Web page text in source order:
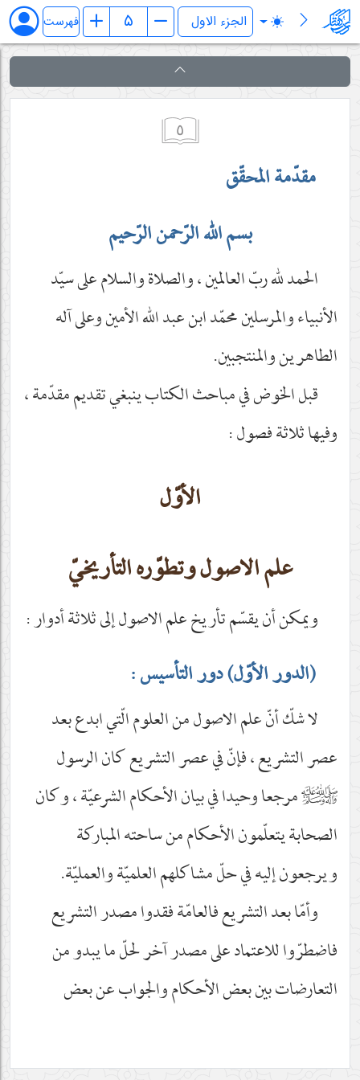
کفایة الاصول فهرست
٥
مقدّمة المحقّق
بسم الله الرّحمن الرّحيم
الحمد لله ربّ العالمين ، والصلاة والسلام على سيّد
الأنبياء والمرسلين محمّد ابن عبد الله الأمين وعلى آله
الطاهرين والمنتجبين.
قبل الخوض في مباحث الكتاب ينبغي تقديم مقدّمة ،
وفيها ثلاثة فصول :
الأوّل
علم الاصول وتطوّره التأريخيّ
ويمكن أن يقسّم تأريخ علم الاصول إلى ثلاثة أدوار :
(الدور الأوّل) دور التأسيس :
لا شكّ أنّ علم الاصول من العلوم الّتي ابدع بعد
عصر التشريع ، فإنّ في عصر التشريع كان الرسول
صلى‌الله‌عليه‌وآله‌وسلممرجعا وحيدا في بيان الأحكام الشرعيّة ، وكان
الصحابة يتعلّمون الأحكام من ساحته المباركة
ويرجعون إليه في حلّ مشاكلهم العلميّة والعمليّة.
وأمّا بعد التشريع فالعامّة فقدوا مصدر التشريع
فاضطرّوا للاعتماد على مصدر آخر لحلّ ما يبدو من
التعارضات بين بعض الأحكام والجواب عن بعض